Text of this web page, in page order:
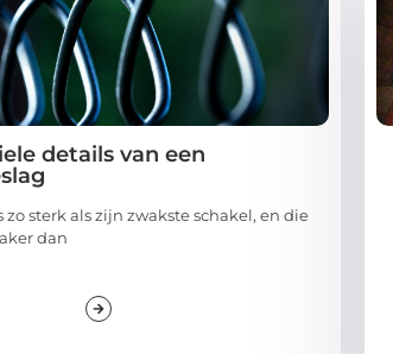
details van een
zo sterk als zijn zwakste schakel, en die
dan